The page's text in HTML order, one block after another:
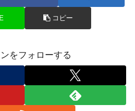
コピー
をフォローする